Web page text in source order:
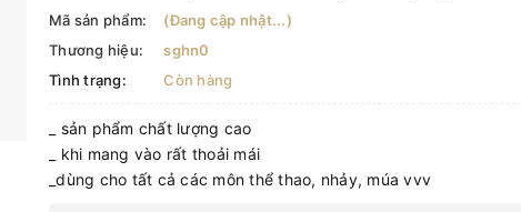
Mã sản phẩm:
(Đang cập nhật...)
Thương hiệu:
sghn0
Tình trạng:
Còn hàng
_ sản phẩm chất lượng cao
_ khi mang vào rất thoải mái
_dùng cho tất cả các môn thể thao, nhảy, múa vvv